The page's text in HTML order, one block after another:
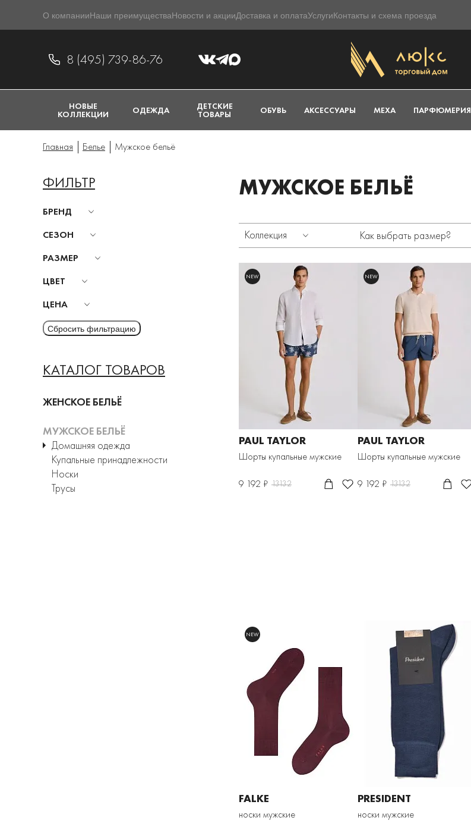
О компанииНаши преимуществаНовости и акцииДоставка и оплатаУслугиКонтакты и схема проезда
8 (495) 739-86-76
НОВЫЕ
КОЛЛЕКЦИИ ОДЕЖДА ДЕТСКИЕ
ТОВАРЫ ОБУВЬ АКСЕССУАРЫ МЕХА ПАРФЮМЕРИЯ
Главная Белье Мужское бельё
ФИЛЬТР
БРЕНД
СЕЗОН
РАЗМЕР
ЦВЕТ
ЦЕНА
КАТАЛОГ ТОВАРОВ
ЖЕНСКОЕ БЕЛЬЁ
МУЖСКОЕ БЕЛЬЁ
Домашняя одежда
Купальные принадлежности
Носки
Трусы
МУЖСКОЕ БЕЛЬЁ
Коллекция Как выбрать размер?
NEW
PAUL TAYLOR
Шорты купальные мужские
9 192 ₽ 13132
NEW
PAUL TAYLOR
Шорты купальные мужские
9 192 ₽ 13132
NEW
FALKE
носки мужские
PRESIDENT
носки мужские